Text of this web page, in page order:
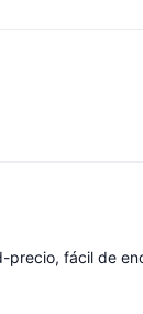
precio, fácil de